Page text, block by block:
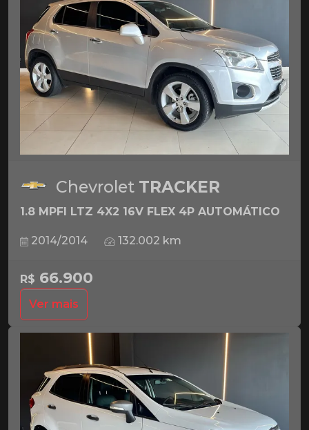
Chevrolet TRACKER
1.8 MPFI LTZ 4X2 16V FLEX 4P AUTOMÁTICO
2014/2014 132.002 km
R$ 66.900
Ver mais